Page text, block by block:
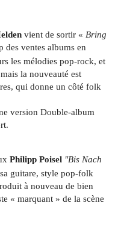
vient de sortir « Bring
ventes albums en
les mélodies pop-rock, et
la nouveauté est
qui donne un côté folk
version Double-album
Philipp Poisel "Bis Nach
guitare, style pop-folk
à nouveau de bien
« marquant » de la scène